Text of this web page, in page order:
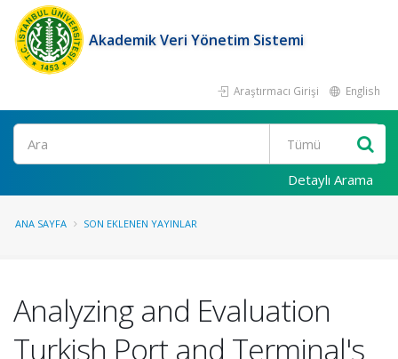
Akademik Veri Yönetim Sistemi
Araştırmacı Girişi English
Ara
Detaylı Arama
ANA SAYFA SON EKLENEN YAYINLAR
Analyzing and Evaluation
Turkish Port and Terminal's